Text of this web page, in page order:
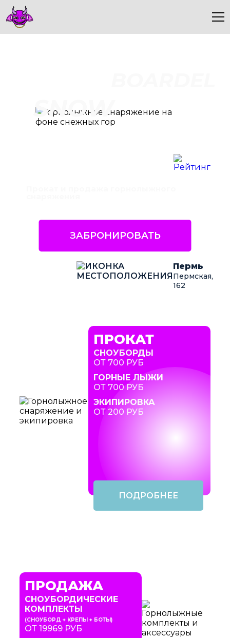
SNOW
ЗАБРОНИРОВАТЬ
Пермь
Пермская,
162
ПРОКАТ
СНОУБОРДЫ
ОТ 700 РУБ
ГОРНЫЕ ЛЫЖИ
ОТ 700 РУБ
ЭКИПИРОВКА
ОТ 200 РУБ
ПОДРОБНЕЕ
ПРОДАЖА
СНОУБОРДИЧЕСКИЕ
КОМПЛЕКТЫ
(СНОУБОРД + КРЕПЫ + БОТЫ)
ОТ 19969 РУБ